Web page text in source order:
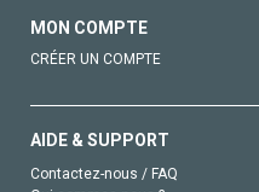
MON COMPTE
CRÉER UN COMPTE
AIDE & SUPPORT
Contactez-nous / FAQ